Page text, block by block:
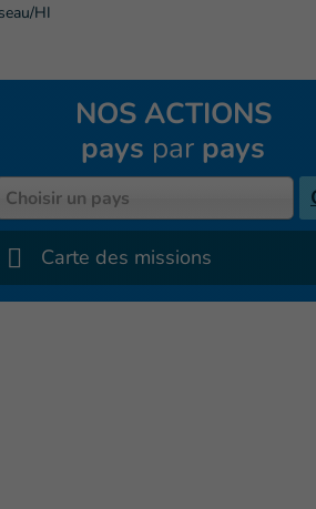
HI
NOS ACTIONS
pays par pays
Choisir un pays
Carte des missions